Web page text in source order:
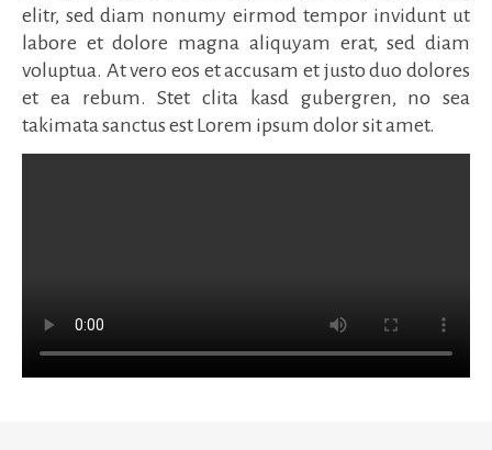
elitr, sed diam nonumy eirmod tempor invidunt ut
labore et dolore magna aliquyam erat, sed diam
voluptua. At vero eos et accusam et justo duo dolores
et ea rebum. Stet clita kasd gubergren, no sea
takimata sanctus est Lorem ipsum dolor sit amet.